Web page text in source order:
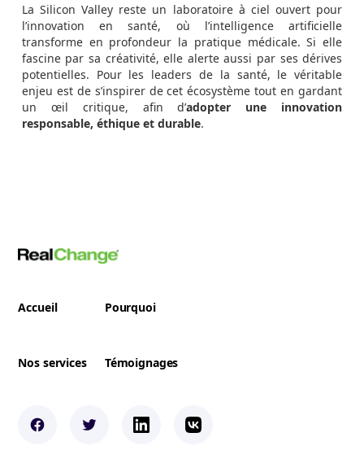
La Silicon Valley reste un laboratoire à ciel ouvert pour
l’innovation en santé, où l’intelligence artificielle
transforme en profondeur la pratique médicale. Si elle
fascine par sa créativité, elle alerte aussi par ses dérives
potentielles. Pour les leaders de la santé, le véritable
enjeu est de s’inspirer de cet écosystème tout en gardant
un œil critique, afin d’adopter une innovation
responsable, éthique et durable.
Accueil Pourquoi
Nos services Témoignages